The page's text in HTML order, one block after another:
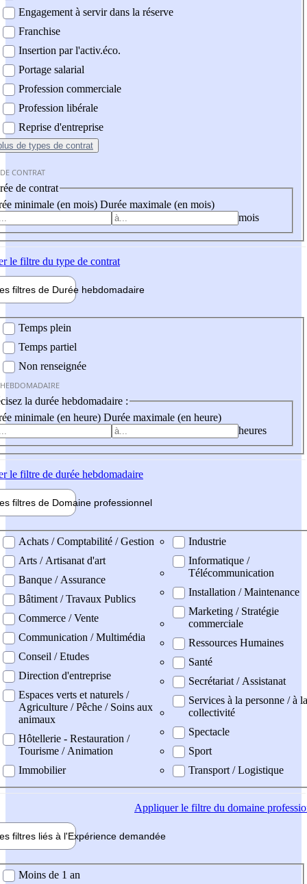
Engagement à servir dans la réserve
Franchise
Insertion par l'activ.éco.
Portage salarial
Profession commerciale
Profession libérale
Reprise d'entreprise
de types de contrat
CONTRAT
de contrat
minimale (en mois) Durée maximale (en mois)
mois
le filtre du type de contrat
filtres de Durée hebdomadaire
Temps plein
Temps partiel
Non renseignée
la durée hebdomadaire :
minimale (en heure) Durée maximale (en heure)
heures
le filtre de durée hebdomadaire
filtres de Domaine professionnel
professionel
Achats / Comptabilité / Gestion
Arts / Artisanat d'art
Banque / Assurance
Bâtiment / Travaux Publics
Commerce / Vente
Communication / Multimédia
Conseil / Etudes
Direction d'entreprise
Espaces verts et naturels /
Agriculture / Pêche / Soins aux
animaux
Hôtellerie - Restauration /
Tourisme / Animation
Immobilier
Industrie
Informatique /
Télécommunication
Installation / Maintenance
Marketing / Stratégie
commerciale
Ressources Humaines
Santé
Secrétariat / Assistanat
Services à la personne / à la
collectivité
Spectacle
Sport
Transport / Logistique
Appliquerle filtre du domaine
filtres liés à l'Expérience demandée
demandée
Moins de 1 an